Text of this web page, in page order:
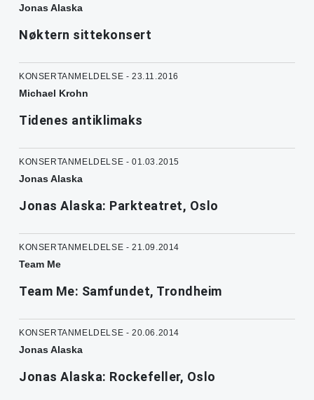
Jonas Alaska
Nøktern sittekonsert
KONSERTANMELDELSE - 23.11.2016
Michael Krohn
Tidenes antiklimaks
KONSERTANMELDELSE - 01.03.2015
Jonas Alaska
Jonas Alaska: Parkteatret, Oslo
KONSERTANMELDELSE - 21.09.2014
Team Me
Team Me: Samfundet, Trondheim
KONSERTANMELDELSE - 20.06.2014
Jonas Alaska
Jonas Alaska: Rockefeller, Oslo